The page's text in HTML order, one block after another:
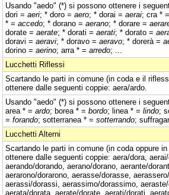
Usando "aedo" (*) si possono ottenere i
dori = aeri; * doro = aero; * dorai = aerai; cra * =
* = accedo; * dorano = aerano; * dorare =
dorate = aerate; * dorati = aerati; * dorato =
doravi = aeravi; * doravo = aeravo; * dorerà =
dorino = aerino; arra * = arredo; ...
Lucchetti Riflessi
Scartando le parti in comune (in coda e il
ottenere dalle seguenti coppie: aera/ardo.
Usando "aedo" (*) si possono ottenere i
area * = ardo; borea * = bordo; linea * = lindo;
= forando; sotterranea * = sotterrando;
Lucchetti Alterni
Scartando le parti in comune (in coda oppure
ottenere dalle seguenti coppie: aera/dora,
aerando/dorando, aerano/dorano, aerante/
aerarono/dorarono, aerasse/dorasse,
aerassi/dorassi, aerassimo/dorassimo,
aerata/dorata, aerate/dorate, aerati/dorati,